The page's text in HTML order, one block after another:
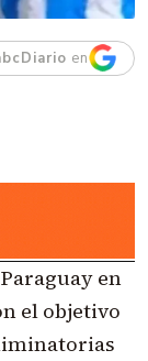
en
en
el objetivo